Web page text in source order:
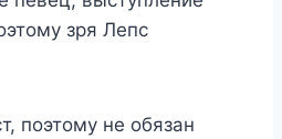
зря Лепс
поэтому не обязан